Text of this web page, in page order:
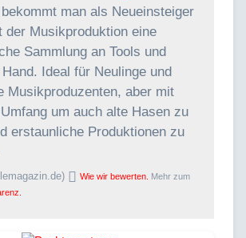
man als Neueinsteiger
der Musikproduktion eine
Sammlung an Tools und
Ideal für Neulinge und
Musikproduzenten, aber mit
um auch alte Hasen zu
erstaunliche Produktionen zu
Wie wir bewerten. Mehr zum